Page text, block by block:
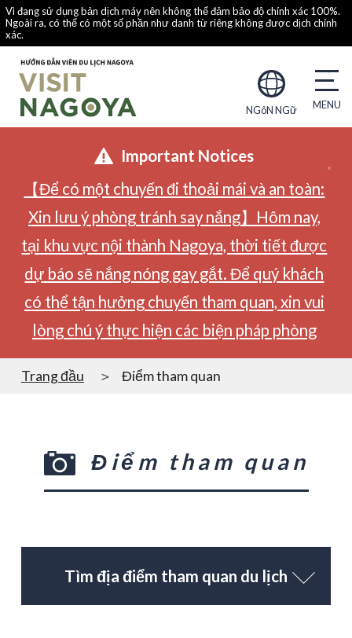
Vì đang sử dụng bản dịch máy nên không thể đảm bảo độ chính xác 100%.
Ngoài ra, có thể có một số phần như danh từ riêng không được dịch chính
xác.
NGôN NGữ
Important Notices
【Để có một chuyến đi thoải mái và an toàn:
Xin lưu ý phòng tránh say nắng】Hôm nay,
tại khu vực nội thành Nagoya, thời tiết được
dự báo sẽ nắng nóng gay gắt. Để quý khách
có thể tận hưởng chuyến tham quan, xin vui
lòng chú ý thực hiện các biện pháp phòng
Trang đầu Điểm tham quan
Điểm tham quan
Tìm địa điểm tham quan du lịch